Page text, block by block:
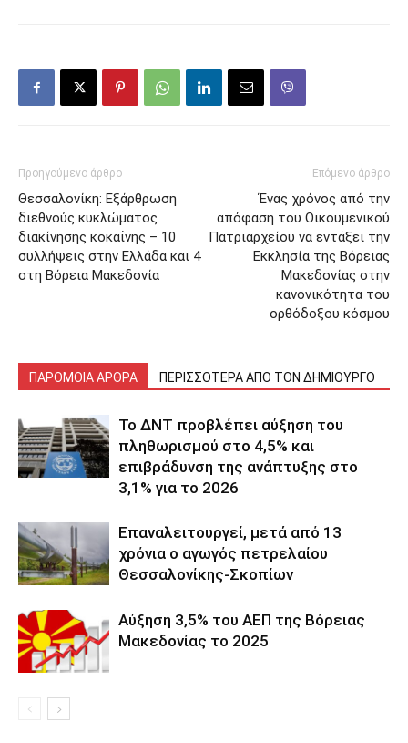
Προηγούμενο άρθρο
Θεσσαλονίκη: Εξάρθρωση
διεθνούς κυκλώματος
διακίνησης κοκαΐνης – 10
συλλήψεις στην Ελλάδα και 4
στη Βόρεια Μακεδονία
Επόμενο άρθρο
Ένας χρόνος από την
απόφαση του Οικουμενικού
Πατριαρχείου να εντάξει την
Εκκλησία της Βόρειας
Μακεδονίας στην
κανονικότητα του
ορθόδοξου κόσμου
ΠΑΡΟΜΟΙΑ ΑΡΘΡΑ ΠΕΡΙΣΣΟΤΕΡΑ ΑΠΟ ΤΟΝ ΔΗΜΙΟΥΡΓΟ
Το ΔΝΤ προβλέπει αύξηση του
πληθωρισμού στο 4,5% και
επιβράδυνση της ανάπτυξης στο
3,1% για το 2026
Επαναλειτουργεί, μετά από 13
χρόνια ο αγωγός πετρελαίου
Θεσσαλονίκης-Σκοπίων
Αύξηση 3,5% του ΑΕΠ της Βόρειας
Μακεδονίας το 2025